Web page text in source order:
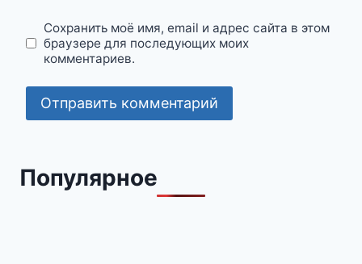
Сохранить моё имя, email и адрес сайта в этом
браузере для последующих моих
комментариев.
Популярное